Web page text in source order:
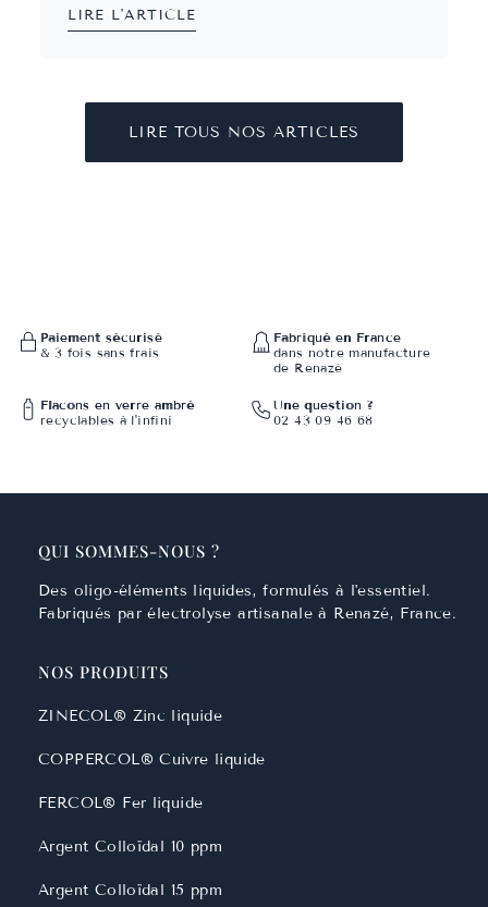
LIRE L'ARTICLE
LIRE TOUS NOS ARTICLES
Paiement sécurisé
& 3 fois sans frais
Fabriqué en France
dans notre manufacture
de Renazé
Flacons en verre ambré
recyclables à l'infini
Une question ?
02 43 09 46 68
QUI SOMMES-NOUS ?
Des oligo-éléments liquides, formulés à l'essentiel.
Fabriqués par électrolyse artisanale à Renazé, France.
NOS PRODUITS
ZINECOL® Zinc liquide
COPPERCOL® Cuivre liquide
FERCOL® Fer liquide
Argent Colloïdal 10 ppm
Argent Colloïdal 15 ppm